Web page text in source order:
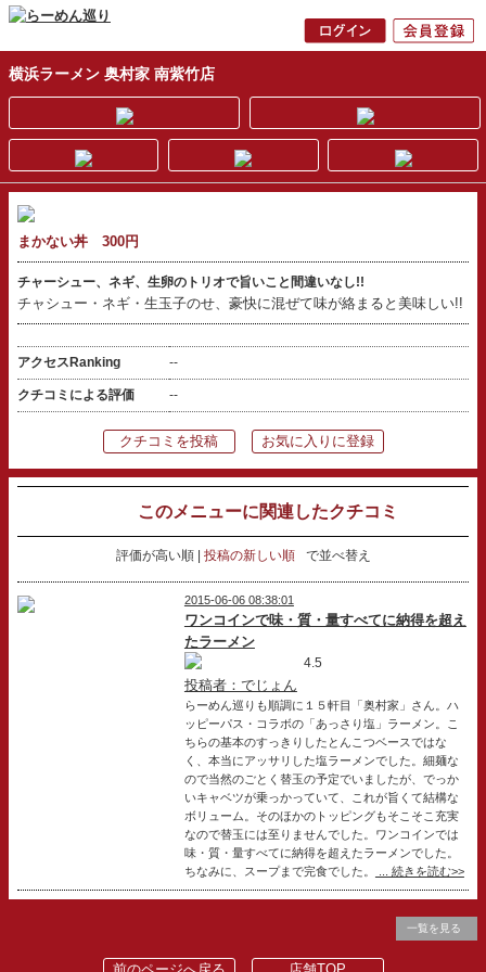
横浜ラーメン 奥村家 南紫竹店
まかない丼 300円
チャーシュー、ネギ、生卵のトリオで旨いこと間違いなし!!
チャシュー・ネギ・生玉子のせ、豪快に混ぜて味が絡まると美味しい!!
アクセスRanking --
クチコミによる評価 --
クチコミを投稿 お気に入りに登録
このメニューに関連したクチコミ
評価が高い順 投稿の新しい順 で並べ替え
2015-06-06 08:38:01
ワンコインで味・質・量すべてに納得を超え
たラーメン
4.5
投稿者：でじょん
らーめん巡りも順調に１５軒目「奥村家」さん。ハ
ッピーパス・コラボの「あっさり塩」ラーメン。こ
ちらの基本のすっきりしたとんこつベースではな
く、本当にアッサリした塩ラーメンでした。細麺な
ので当然のごとく替玉の予定でいましたが、でっか
いキャベツが乗っかっていて、これが旨くて結構な
ボリューム。そのほかのトッピングもそこそこ充実
なので替玉には至りませんでした。ワンコインでは
味・質・量すべてに納得を超えたラーメンでした。
ちなみに、スープまで完食でした。
... 続きを読む>>
一覧を見る